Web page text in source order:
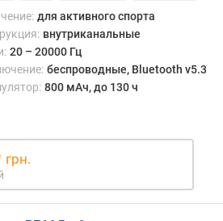
для активного спорта
внутриканальные
20 – 20000 Гц
беспроводные, Bluetooth v5.3
800 мАч, до 130 ч
грн.